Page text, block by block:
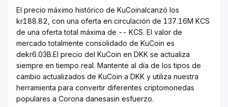
El precio máximo histórico de KuCoinalcanzó los
kr188.82, con una oferta en circulación de 137.16M KCS
de una oferta total máxima de -- KCS. El valor de
mercado totalmente consolidado de KuCoin es
dekr6.03B.El precio del KuCoin en DKK se actualiza
siempre en tiempo real. Mantente al día de los tipos de
cambio actualizados de KuCoin a DKK y utiliza nuestra
herramienta para convertir diferentes criptomonedas
populares a Corona danesasin esfuerzo.